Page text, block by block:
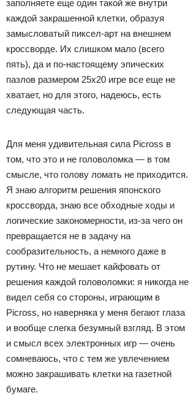
заполняете еще один такой же внутри
каждой закрашенной клетки, образуя
замысловатый пиксел-арт на внешнем
кроссворде. Их слишком мало (всего
пять), да и по-настоящему эпических
пазлов размером 25x20 игре все еще не
хватает, но для этого, надеюсь, есть
следующая часть.
Для меня удивительная сила Picross в
том, что это и не головоломка — в том
смысле, что голову ломать не приходится.
Я знаю алгоритм решения японского
кроссворда, знаю все обходные ходы и
логические закономерности, из-за чего он
превращается не в задачу на
сообразительность, а немного даже в
рутину. Что не мешает кайфовать от
решения каждой головоломки: я никогда не
видел себя со стороны, играющим в
Picross, но наверняка у меня бегают глаза
и вообще слегка безумный взгляд. В этом
и смысл всех электронных игр — очень
сомневаюсь, что с тем же увлечением
можно закрашивать клетки на газетной
бумаге.